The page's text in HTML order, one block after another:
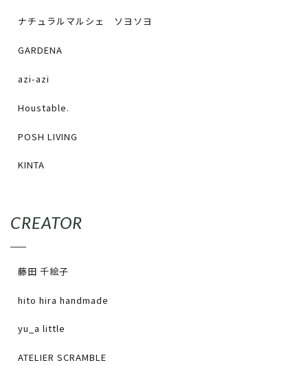
ナチュラルマルシェ ソヨソヨ
GARDENA
azi-azi
Houstable.
POSH LIVING
KINTA
CREATOR
藤田 千絵子
hito hira handmade
yu_a little
ATELIER SCRAMBLE